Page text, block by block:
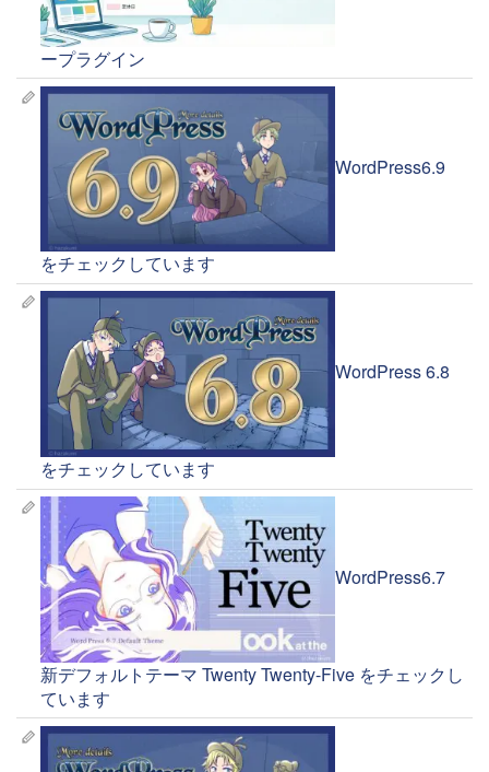
ープラグイン
WordPress6.9
をチェックしています
WordPress 6.8
をチェックしています
WordPress6.7
新デフォルトテーマ Twenty Twenty-Five をチェックし
ています